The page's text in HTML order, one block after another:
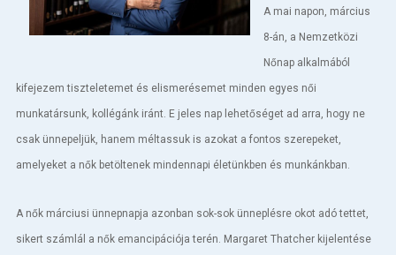
Praktikus információk
Közérdekű adatok
Hírek
A mai napon, március
8-án, a Nemzetközi
Nőnap alkalmából
kifejezem tiszteletemet és elismerésemet minden egyes női
munkatársunk, kollégánk iránt. E jeles nap lehetőséget ad arra, hogy ne
csak ünnepeljük, hanem méltassuk is azokat a fontos szerepeket,
amelyeket a nők betöltenek mindennapi életünkben és munkánkban.
A nők márciusi ünnepnapja azonban sok-sok ünneplésre okot adó tettet,
sikert számlál a nők emancipációja terén. Margaret Thatcher kijelentése